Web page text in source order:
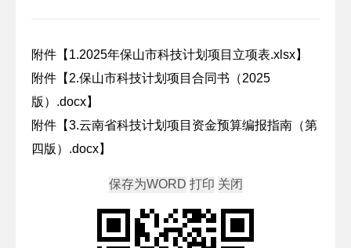
附件【 1.2025年保山市科技计划项目立项表.xlsx】
附件【 2.保山市科技计划项目合同书（2025
版）.docx】
附件【3.云南省科技计划项目资金预算编报指南（第
四版）.docx】